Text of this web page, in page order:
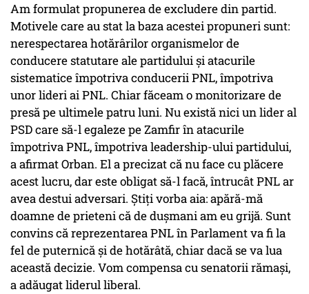
Am formulat propunerea de excludere din partid.
Motivele care au stat la baza acestei propuneri sunt:
nerespectarea hotărârilor organismelor de
conducere statutare ale partidului şi atacurile
sistematice împotriva conducerii PNL, împotriva
unor lideri ai PNL. Chiar făceam o monitorizare de
presă pe ultimele patru luni. Nu există nici un lider al
PSD care să-l egaleze pe Zamfir în atacurile
împotriva PNL, împotriva leadership-ului partidului,
a afirmat Orban. El a precizat că nu face cu plăcere
acest lucru, dar este obligat să-l facă, întrucât PNL ar
avea destui adversari. Ştiţi vorba aia: apără-mă
doamne de prieteni că de duşmani am eu grijă. Sunt
convins că reprezentarea PNL în Parlament va fi la
fel de puternică şi de hotărâtă, chiar dacă se va lua
această decizie. Vom compensa cu senatorii rămaşi,
a adăugat liderul liberal.